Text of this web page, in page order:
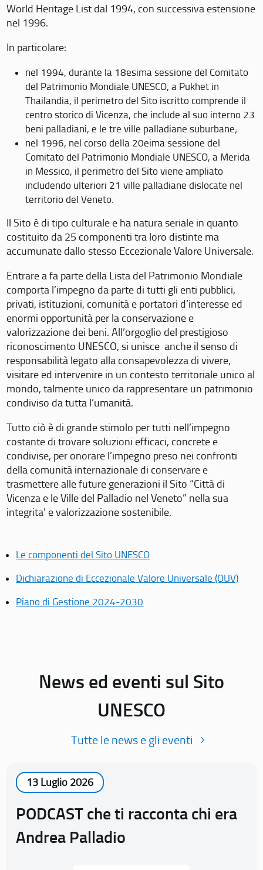
World Heritage List dal 1994, con successiva estensione
nel 1996.
In particolare:
nel 1994, durante la 18esima sessione del Comitato
del Patrimonio Mondiale UNESCO, a Pukhet in
Thailandia, il perimetro del Sito iscritto comprende il
centro storico di Vicenza, che include al suo interno 23
beni palladiani, e le tre ville palladiane suburbane;
nel 1996, nel corso della 20eima sessione del
Comitato del Patrimonio Mondiale UNESCO, a Merida
in Messico, il perimetro del Sito viene ampliato
includendo ulteriori 21 ville palladiane dislocate nel
territorio del Veneto.
Il Sito è di tipo culturale e ha natura seriale in quanto
costituito da 25 componenti tra loro distinte ma
accumunate dallo stesso Eccezionale Valore Universale.
Entrare a fa parte della Lista del Patrimonio Mondiale
comporta l’impegno da parte di tutti gli enti pubblici,
privati, istituzioni, comunità e portatori d’interesse ed
enormi opportunità per la conservazione e
valorizzazione dei beni. All’orgoglio del prestigioso
riconoscimento UNESCO, si unisce anche il senso di
responsabilità legato alla consapevolezza di vivere,
visitare ed intervenire in un contesto territoriale unico al
mondo, talmente unico da rappresentare un patrimonio
condiviso da tutta l’umanità.
Tutto ciò è di grande stimolo per tutti nell’impegno
costante di trovare soluzioni efficaci, concrete e
condivise, per onorare l’impegno preso nei confronti
della comunità internazionale di conservare e
trasmettere alle future generazioni il Sito “Città di
Vicenza e le Ville del Palladio nel Veneto” nella sua
integrita’ e valorizzazione sostenibile.
Le componenti del Sito UNESCO
Dichiarazione di Eccezionale Valore Universale (OUV)
Piano di Gestione 2024-2030
News ed eventi sul Sito
UNESCO
Tutte le news e gli eventi
13 Luglio 2026
PODCAST che ti racconta chi era
Andrea Palladio